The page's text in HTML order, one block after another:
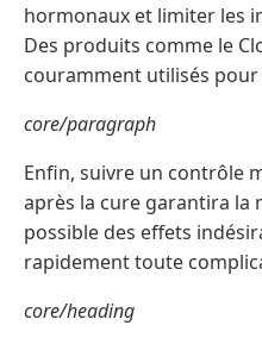
hormonaux et limiter les
Des produits comme le
couramment utilisés
core/paragraph
Enfin, suivre un contrôle
après la cure garantira la
possible des effets
rapidement toute
core/heading